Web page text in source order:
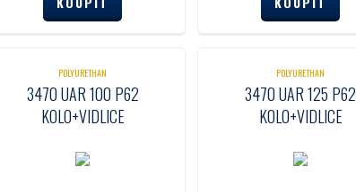
POLYURETHAN
3470 UAR 100 P62
KOLO+VIDLICE
POLYURETHAN
3470 UAR 125 P62
KOLO+VIDLICE